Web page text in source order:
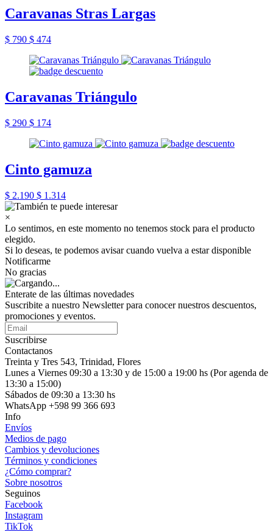
Caravanas Stras Largas
$ 790 $ 474
Caravanas Triángulo
$ 290 $ 174
Cinto gamuza
$ 2.190 $ 1.314
×
Lo sentimos, en este momento no tenemos stock para el producto
elegido.
Si lo deseas, te podemos avisar cuando vuelva a estar disponible
Notificarme
No gracias
Enterate de las últimas novedades
Suscribite a nuestro Newsletter para conocer nuestros descuentos,
promociones y eventos.
Suscribirse
Contactanos
Treinta y Tres 543, Trinidad, Flores
Lunes a Viernes 09:30 a 13:30 y de 15:00 a 19:00 hs (Por agenda de
13:30 a 15:00)
Sábados de 09:30 a 13:30 hs
WhatsApp +598 99 366 693
Info
Envíos
Medios de pago
Cambios y devoluciones
Términos y condiciones
¿Cómo comprar?
Sobre nosotros
Seguinos
Facebook
Instagram
TikTok